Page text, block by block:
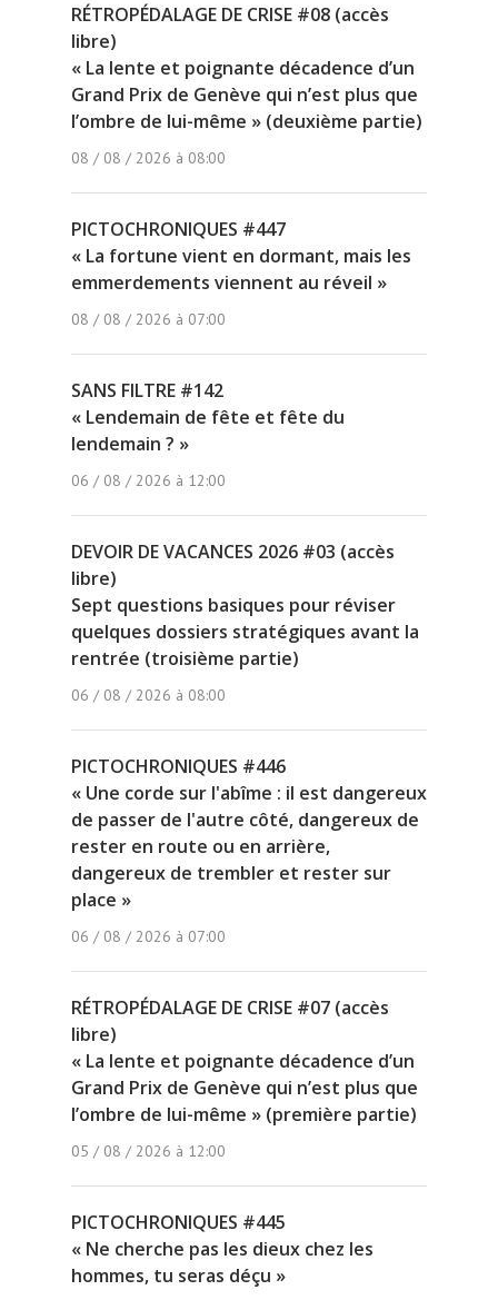
RÉTROPÉDALAGE DE CRISE #08 (accès
libre)
« La lente et poignante décadence d’un
Grand Prix de Genève qui n’est plus que
l’ombre de lui-même » (deuxième partie)
08 / 08 / 2026 à 08:00
PICTOCHRONIQUES #447
« La fortune vient en dormant, mais les
emmerdements viennent au réveil »
08 / 08 / 2026 à 07:00
SANS FILTRE #142
« Lendemain de fête et fête du
lendemain ? »
06 / 08 / 2026 à 12:00
DEVOIR DE VACANCES 2026 #03 (accès
libre)
Sept questions basiques pour réviser
quelques dossiers stratégiques avant la
rentrée (troisième partie)
06 / 08 / 2026 à 08:00
PICTOCHRONIQUES #446
« Une corde sur l'abîme : il est dangereux
de passer de l'autre côté, dangereux de
rester en route ou en arrière,
dangereux de trembler et rester sur
place »
06 / 08 / 2026 à 07:00
RÉTROPÉDALAGE DE CRISE #07 (accès
libre)
« La lente et poignante décadence d’un
Grand Prix de Genève qui n’est plus que
l’ombre de lui-même » (première partie)
05 / 08 / 2026 à 12:00
PICTOCHRONIQUES #445
« Ne cherche pas les dieux chez les
hommes, tu seras déçu »